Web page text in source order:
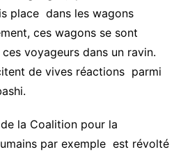
place dans les wagons
ces wagons se sont
voyageurs dans un ravin.
de vives réactions parmi
la Coalition pour la
par exemple est révolté